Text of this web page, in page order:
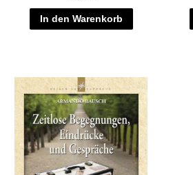
In den Warenkorb